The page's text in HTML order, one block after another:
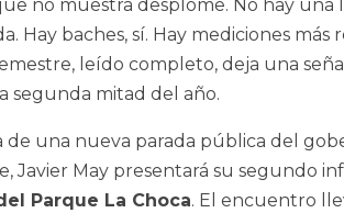
no muestra desplome. No hay una
Hay baches, sí. Hay mediciones más
leído completo, deja una
segunda mitad del año.
de una nueva parada pública del
Javier May presentará su segundo
Parque La Choca. El encuentro